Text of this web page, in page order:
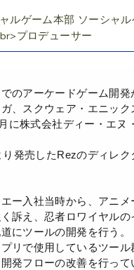
ルゲーム本部 ソーシャ
プロデューサー
のアーケードゲーム開発
、スクウェア・エニック
に株式会社ディー・エヌ
発売したRezのディレク
ー入社当時から、アニメ
訴え、忍者ロワイヤルの
にツールの開発を行う。
リで使用しているツール
発フローの改善を行って